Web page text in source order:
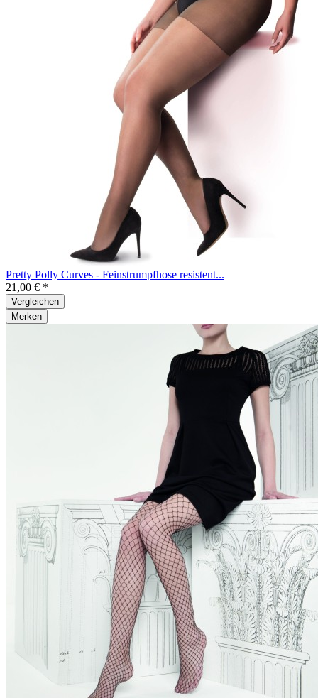
Pretty Polly Curves - Feinstrumpfhose resistent...
21,00 € *
Vergleichen
Merken